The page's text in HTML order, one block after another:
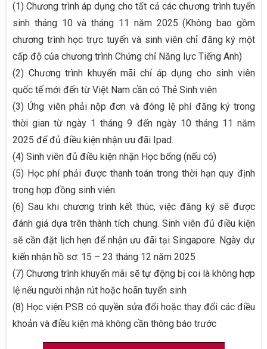
(1) Chương trình áp dụng cho tất cả các chương trình tuyển
sinh tháng 10 và tháng 11 năm 2025 (Không bao gồm
chương trình học trực tuyến và sinh viên chỉ đăng ký một
cấp độ của chương trình Chứng chỉ Năng lực Tiếng Anh)
(2) Chương trình khuyến mãi chỉ áp dụng cho sinh viên
quốc tế mới đến từ Việt Nam cần có Thẻ Sinh viên
(3) Ứng viên phải nộp đơn và đóng lệ phí đăng ký trong
thời gian từ ngày 1 tháng 9 đến ngày 10 tháng 11 năm
2025 để đủ điều kiện nhận ưu đãi Ipad.
(4) Sinh viên đủ điều kiện nhận Học bổng (nếu có)
(5) Học phí phải được thanh toán trong thời hạn quy định
trong hợp đồng sinh viên.
(6) Sau khi chương trình kết thúc, việc đăng ký sẽ được
đánh giá dựa trên thành tích chung. Sinh viên đủ điều kiện
sẽ cần đặt lịch hẹn để nhận ưu đãi tại Singapore. Ngày dự
kiến ​​nhận hồ sơ: 15 – 23 tháng 12 năm 2025
(7) Chương trình khuyến mãi sẽ tự động bị coi là không hợp
lệ nếu người nhận rút hoặc hoãn tuyển sinh
(8) Học viện PSB có quyền sửa đổi hoặc thay đổi các điều
khoản và điều kiện mà không cần thông báo trước